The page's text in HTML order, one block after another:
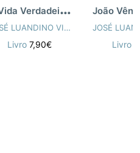
A
Vida Verdadeira De Domingos
JOSÉ LUANDINO VIEIRA
Livro7,90€ Livro